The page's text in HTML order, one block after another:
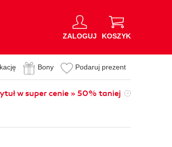
ZALOGUJ KOSZYK
Bony Podaruj prezent
w super cenie » 50% taniej